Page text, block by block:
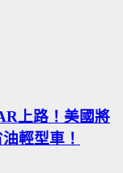
上路！美國將
輕型車！